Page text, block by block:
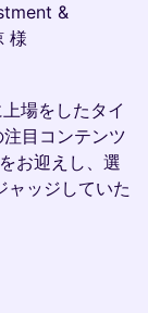
&
様
場をしたタイ
目コンテンツ
お迎えし、選
ャッジしていた